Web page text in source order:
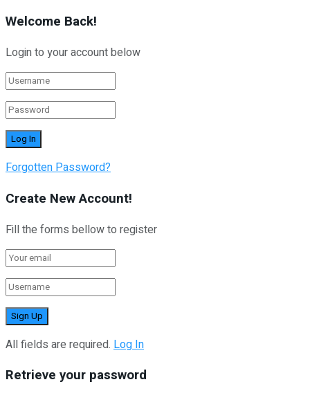
Welcome Back!
Login to your account below
Forgotten Password?
Create New Account!
Fill the forms bellow to register
All fields are required. Log In
Retrieve your password